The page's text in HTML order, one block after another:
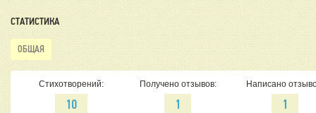
СТАТИСТИКА
ОБЩАЯ
Стихотворений:
10
Получено отзывов:
1
Написано
1